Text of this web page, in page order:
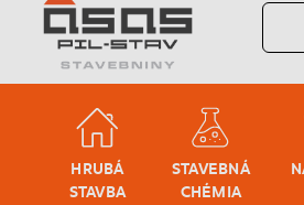
HRUBÁ
STAVBA
STAVEBNÁ
CHÉMIA